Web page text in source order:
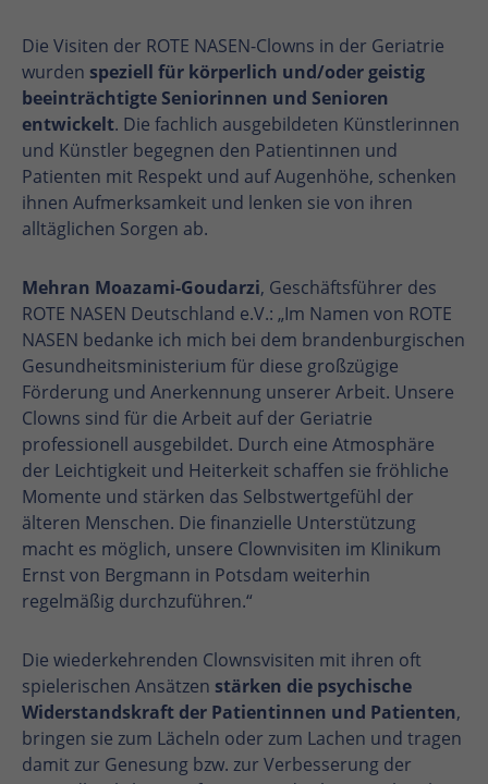
Die Visiten der ROTE NASEN-Clowns in der Geriatrie
wurden speziell für körperlich und/oder geistig
beeinträchtigte Seniorinnen und Senioren
entwickelt. Die fachlich ausgebildeten Künstlerinnen
und Künstler begegnen den Patientinnen und
Patienten mit Respekt und auf Augenhöhe, schenken
ihnen Aufmerksamkeit und lenken sie von ihren
alltäglichen Sorgen ab.
Mehran Moazami-Goudarzi, Geschäftsführer des
ROTE NASEN Deutschland e.V.: „Im Namen von ROTE
NASEN bedanke ich mich bei dem brandenburgischen
Gesundheitsministerium für diese großzügige
Förderung und Anerkennung unserer Arbeit. Unsere
Clowns sind für die Arbeit auf der Geriatrie
professionell ausgebildet. Durch eine Atmosphäre
der Leichtigkeit und Heiterkeit schaffen sie fröhliche
Momente und stärken das Selbstwertgefühl der
älteren Menschen. Die finanzielle Unterstützung
macht es möglich, unsere Clownvisiten im Klinikum
Ernst von Bergmann in Potsdam weiterhin
regelmäßig durchzuführen.“
Die wiederkehrenden Clownsvisiten mit ihren oft
spielerischen Ansätzen stärken die psychische
Widerstandskraft der Patientinnen und Patienten,
bringen sie zum Lächeln oder zum Lachen und tragen
damit zur Genesung bzw. zur Verbesserung der